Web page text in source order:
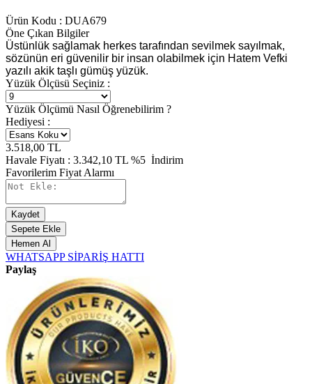
Ürün Kodu : DUA679
Öne Çıkan Bilgiler
Üstünlük sağlamak herkes tarafından sevilmek sayılmak,
sözünün eri güvenilir bir insan olabilmek için Hatem Vefki
yazılı akik taşlı gümüş yüzük.
Yüzük Ölçüsü Seçiniz :
Yüzük Ölçümü Nasıl Öğrenebilirim ?
Hediyesi :
3.518,00 TL
Havale Fiyatı : 3.342,10 TL %5 İndirim
Favorilerim Fiyat Alarmı
Kaydet
Sepete Ekle
Hemen Al
WHATSAPP SİPARİŞ HATTI
Paylaş